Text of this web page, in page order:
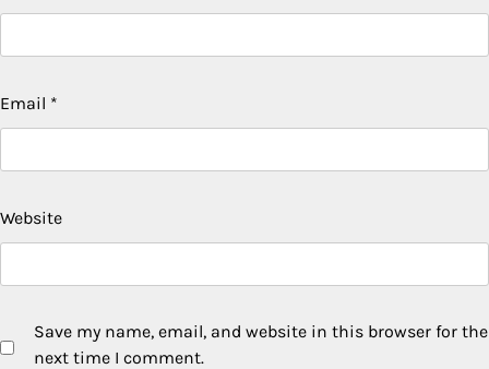
Email *
Website
Save my name, email, and website in this browser for the
next time I comment.